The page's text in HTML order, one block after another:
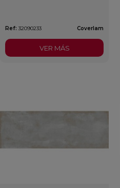
Ref: 32090233 Coverlam
VER MÁS